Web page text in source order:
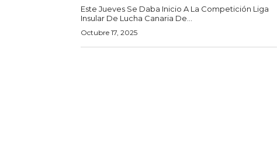
Este Jueves Se Daba Inicio A La Competición Liga
Insular De Lucha Canaria De...
Octubre 17, 2025